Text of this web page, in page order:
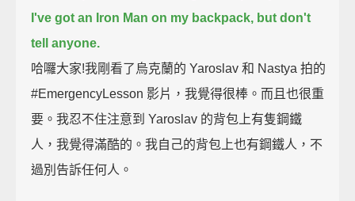
I've got an Iron Man on my backpack, but don't
tell anyone.
哈囉大家!我剛看了烏克蘭的 Yaroslav 和 Nastya 拍的
#EmergencyLesson 影片，我覺得很棒。而且也很重
要。我忍不住注意到 Yaroslav 的背包上有隻鋼鐵
人，我覺得滿酷的。我自己的背包上也有鋼鐵人，不
過別告訴任何人。